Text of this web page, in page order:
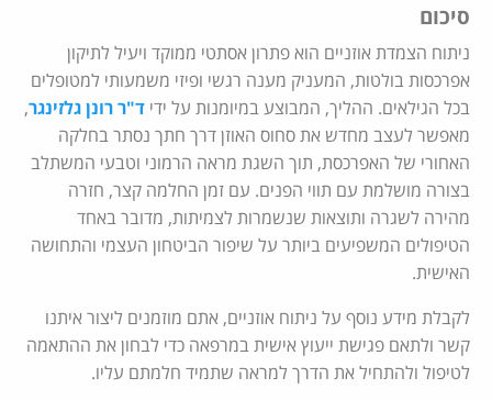
סיכום
ניתוח הצמדת אוזניים הוא פתרון אסתטי ממוקד ויעיל לתיקון
אפרכסות בולטות, המעניק מענה רגשי ופיזי משמעותי למטופלים
בכל הגילאים. ההליך, המבוצע במיומנות על ידי ד"ר רונן גלזינגר,
מאפשר לעצב מחדש את סחוס האוזן דרך חתך נסתר בחלקה
האחורי של האפרכסת, תוך השגת מראה הרמוני וטבעי המשתלב
בצורה מושלמת עם תווי הפנים. עם זמן החלמה קצר, חזרה
מהירה לשגרה ותוצאות שנשמרות לצמיתות, מדובר באחד
הטיפולים המשפיעים ביותר על שיפור הביטחון העצמי והתחושה
האישית.
לקבלת מידע נוסף על ניתוח אוזניים, אתם מוזמנים ליצור איתנו
קשר ולתאם פגישת ייעוץ אישית במרפאה כדי לבחון את ההתאמה
לטיפול ולהתחיל את הדרך למראה שתמיד חלמתם עליו.